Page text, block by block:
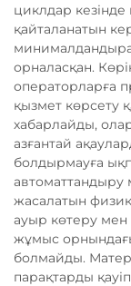
циклдар
қайталанатын
орналасқан.
операторларға
қызмет көрсету
хабарлайды, олар
азғантай
болдырмауға
автоматтандыру
жасалатын
ауыр көтеру мен
жұмыс
болмайды.
парақтарды